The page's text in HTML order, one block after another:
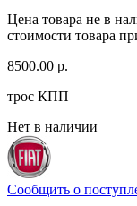
Цена товара не в
стоимости товара
8500.00 р.
трос КПП
Нет в наличии
Сообщить о